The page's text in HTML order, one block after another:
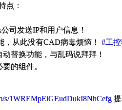
点：
司发送IP和用户信息！
，从此没有CAD病毒烦恼！ #工
替换功能，与乱码说拜拜！
的组件。
s/1WREMpEiGEudDukI8NhCefg